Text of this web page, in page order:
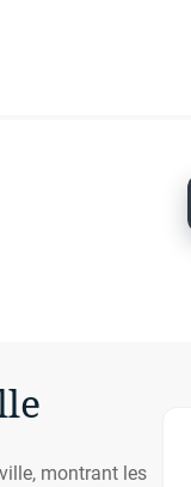
montrant les